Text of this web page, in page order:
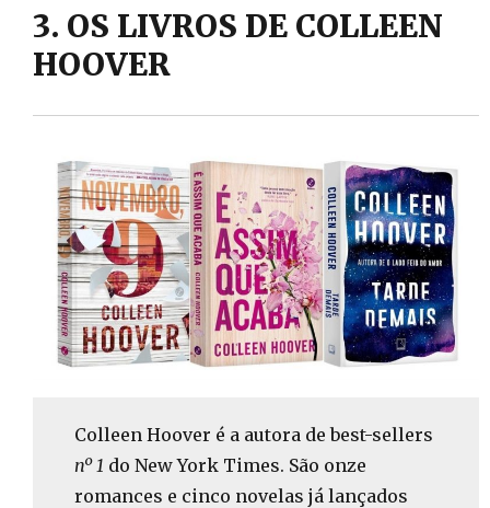
3. OS LIVROS DE COLLEEN
HOOVER
Colleen Hoover é a autora de best-sellers
nº 1 do New York Times. São onze
romances e cinco novelas já lançados